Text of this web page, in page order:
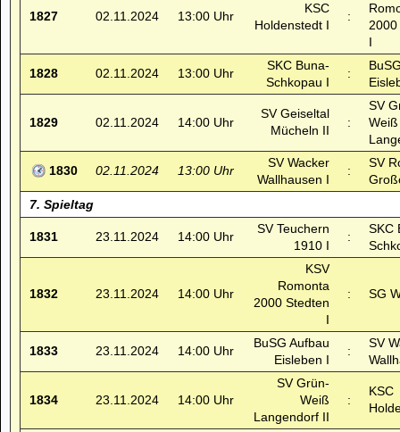
1827 02.11.2024 13:00 Uhr
KSC
Holdenstedt I
:
2000
I
1828 02.11.2024 13:00 Uhr
SKC Buna-
Schkopau I
:
1829 02.11.2024 14:00 Uhr
SV Geiseltal
Mücheln II
:
SV
Weiß
1830 02.11.2024 13:00 Uhr
SV Wacker
Wallhausen I
:
SV
7. Spieltag
1831 23.11.2024 14:00 Uhr
SV Teuchern
1910 I
:
SKC
1832 23.11.2024 14:00 Uhr
KSV
Romonta
2000 Stedten
I
: SG
1833 23.11.2024 14:00 Uhr
BuSG Aufbau
Eisleben I
:
SV
1834 23.11.2024 14:00 Uhr
SV Grün-
Weiß
Langendorf II
:
KSC